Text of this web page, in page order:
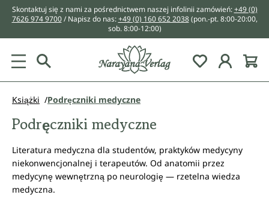
zawartości
Skontaktuj się z nami za pośrednictwem naszej infolinii zamówień:+49 (0)
7626 974 9700/ Napisz do nas:+49 (0) 160 652 2038 (pon.-pt. 8:00-20:00,
sob. 8:00-12:00)
You have 0
Książki Podręczniki medyczne
Podręczniki medyczne
Literatura medyczna dla studentów, praktyków medycyny
niekonwencjonalnej i terapeutów. Od anatomii przez
medycynę wewnętrzną po neurologię — rzetelna wiedza
medyczna.